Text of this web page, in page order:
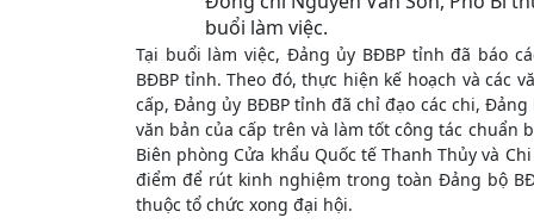
buổi làm việc.
Tại buổi làm việc, Đảng ủy BĐBP tỉnh đã báo
BĐBP tỉnh. Theo đó, thực hiện kế hoạch và các
cấp, Đảng ủy BĐBP tỉnh đã chỉ đạo các chi,
văn bản của cấp trên và làm tốt công tác
Biên phòng Cửa khẩu Quốc tế Thanh Thủy và
điểm để rút kinh nghiệm trong toàn Đảng bộ
thuộc tổ chức xong đại hội.